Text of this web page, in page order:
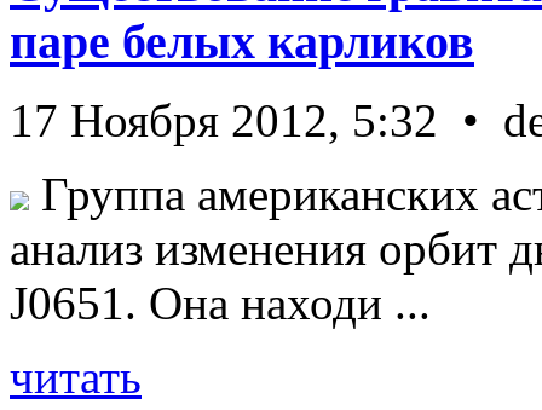
паре белых карликов
17 Ноября 2012, 5:32 •
Группа американских
анализ изменения орбит
J0651. Она находи ...
читать